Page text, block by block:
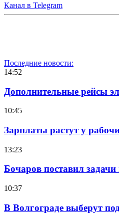
Канал в Telegram
Последние новости:
14:52
Дополнительные рейсы
10:45
Зарплаты растут у
13:23
Бочаров поставил
10:37
В Волгограде выберут